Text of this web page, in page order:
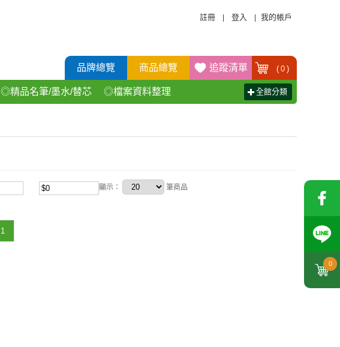
0
註冊 登入 我的帳戶
品牌總覽 商品總覽 追蹤清單 ( 0 )
◎精品名筆/墨水/替芯 ◎檔案資料整理 全館分類
顯示： 筆商品
1